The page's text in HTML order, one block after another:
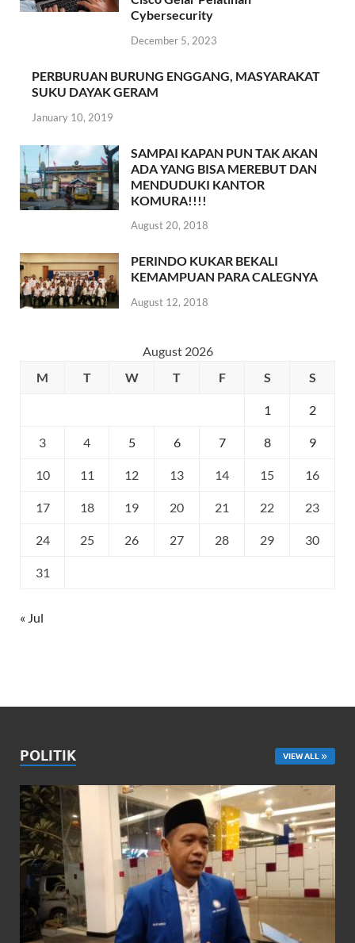
Cybersecurity
December 5, 2023
PERBURUAN BURUNG ENGGANG, MASYARAKAT
SUKU DAYAK GERAM
January 10, 2019
SAMPAI KAPAN PUN TAK AKAN
ADA YANG BISA MEREBUT DAN
MENDUDUKI KANTOR
KOMURA!!!!
August 20, 2018
PERINDO KUKAR BEKALI
KEMAMPUAN PARA CALEGNYA
August 12, 2018
August 2026
M
T W T F S S
1 2
3 4 5 6 7 8 9
10 11 12 13 14 15 16
17 18 19 20 21 22 23
24 25 26 27 28 29 30
31
« Jul
POLITIK VIEW ALL